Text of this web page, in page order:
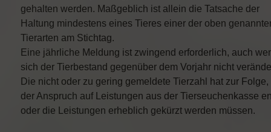
gehalten werden. Maßgeblich ist allein die Tatsache der
Haltung mindestens eines Tieres einer der oben
Tierarten am Stichtag.
Eine jährliche Meldung ist zwingend erforderlich, auch
sich der Tierbestand gegenüber dem Vorjahr nicht
Die nicht oder zu gering gemeldete Tierzahl hat zur Folge,
der Anspruch auf Leistungen aus der Tierseuchenkasse
oder die Leistungen erheblich gekürzt werden müssen.